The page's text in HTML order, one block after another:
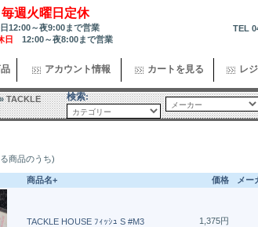
毎週火曜日定休
12:00～夜9:00まで営業
日 12:00～夜8:00まで営業
TEL
アカウント情報 カートを見る レ
TACKLE
検索:
商品のうち)
商品名+ 価格 メー
TACKLE HOUSE ﾌｨｯｼｭ S #M3 1,375円